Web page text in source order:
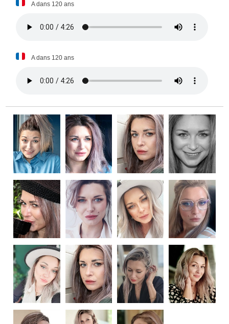
A dans 120 ans
A dans 120 ans